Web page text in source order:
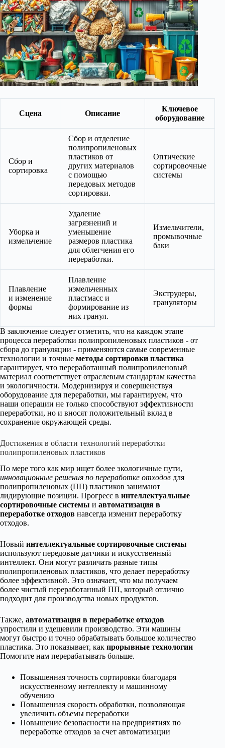
Сцена Описание
Ключевое
оборудование
Сбор и
сортировка
Сбор и отделение
полипропиленовых
пластиков от
других материалов
с помощью
передовых методов
сортировки.
Оптические
сортировочные
системы
Уборка и
измельчение
Удаление
загрязнений и
уменьшение
размеров пластика
для облегчения его
переработки.
Измельчители,
промывочные
баки
Плавление
и изменение
формы
Плавление
измельченных
пластмасс и
формирование из
них гранул.
Экструдеры,
грануляторы
В заключение следует отметить, что на каждом этапе
процесса переработки полипропиленовых пластиков - от
сбора до грануляции - применяются самые современные
технологии и точные методы сортировки пластика
гарантирует, что переработанный полипропиленовый
материал соответствует отраслевым стандартам качества
и экологичности. Модернизируя и совершенствуя
оборудование для переработки, мы гарантируем, что
наши операции не только способствуют эффективности
переработки, но и вносят положительный вклад в
сохранение окружающей среды.
Достижения в области технологий переработки
полипропиленовых пластиков
По мере того как мир ищет более экологичные пути,
инновационные решения по переработке отходов для
полипропиленовых (ПП) пластиков занимают
лидирующие позиции. Прогресс в интеллектуальные
сортировочные системы и автоматизация в
переработке отходов навсегда изменит переработку
отходов.
Новый интеллектуальные сортировочные системы
используют передовые датчики и искусственный
интеллект. Они могут различать разные типы
полипропиленовых пластиков, что делает переработку
более эффективной. Это означает, что мы получаем
более чистый переработанный ПП, который отлично
подходит для производства новых продуктов.
Также, автоматизация в переработке отходов
упростили и удешевили производство. Эти машины
могут быстро и точно обрабатывать большое количество
пластика. Это показывает, как прорывные технологии
Помогите нам перерабатывать больше.
Повышенная точность сортировки благодаря
искусственному интеллекту и машинному
обучению
Повышенная скорость обработки, позволяющая
увеличить объемы переработки
Повышение безопасности на предприятиях по
переработке отходов за счет автоматизации